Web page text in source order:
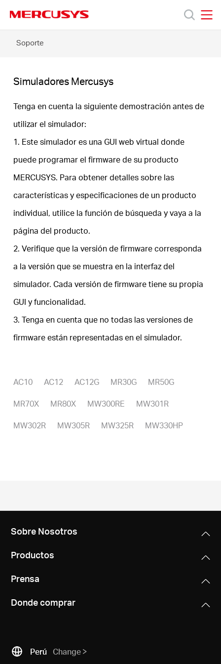
navigation
Productos
Sobre
Donde
Comprar
Perú
MercusysSoporte
Simuladores Mercusys
Tenga en cuenta la siguiente demostración antes de
utilizar el simulador:
1. Este simulador es una GUI web virtual donde
puede programar el firmware de su producto
MERCUSYS. Para obtener detalles sobre las
características y especificaciones de un producto
individual, utilice la función de búsqueda y vaya a la
página del producto.
2. Verifique que la versión de firmware corresponda
a la versión que se muestra en la interfaz del
simulador. Cada versión de firmware tiene su propia
GUI y funcionalidad.
3. Tenga en cuenta que no todas las versiones de
firmware están representadas en el simulador.
AC10 AC12 AC12G MR30G MR50G
MR70X MR80X MW300RE MW301R
MW302R MW305R MW325R MW330HP
Sobre Nosotros
Productos
Prensa
Donde comprar
Perú Change